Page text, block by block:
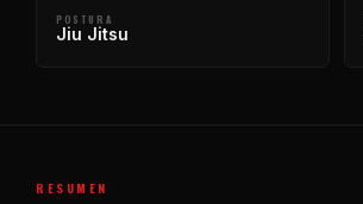
POSTURA
Jiu Jitsu
RESUMEN